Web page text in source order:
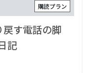
購読プラン
戻す電話の脚
記